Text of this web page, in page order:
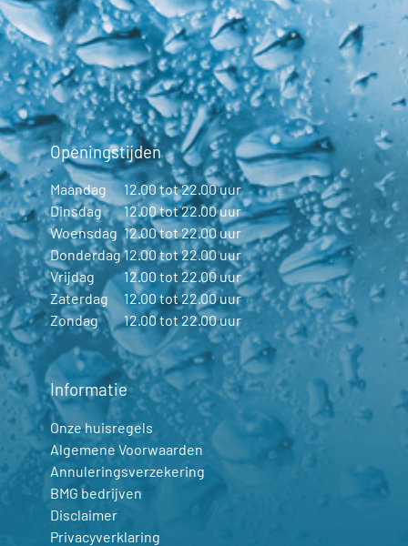
Openingstijden
Maandag
12.00 tot 22.00 uur
Dinsdag
12.00 tot 22.00 uur
Woensdag 12.00 tot 22.00 uur
Donderdag12.00 tot 22.00 uur
Vrijdag
12.00 tot 22.00 uur
Zaterdag
12.00 tot 22.00 uur
Zondag
12.00 tot 22.00 uur
Informatie
Onze huisregels
Algemene Voorwaarden
Annuleringsverzekering
BMG bedrijven
Disclaimer
Privacyverklaring